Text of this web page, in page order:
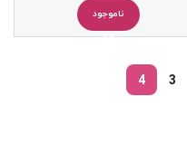
ناموجود
3
4